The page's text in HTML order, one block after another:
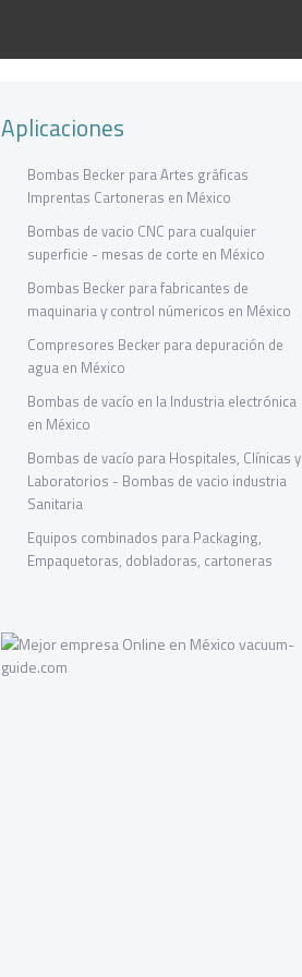
Aplicaciones
Bombas Becker para Artes gráficas
Imprentas Cartoneras en México
Bombas de vacio CNC para cualquier
superficie - mesas de corte en México
Bombas Becker para fabricantes de
maquinaria y control númericos en México
Compresores Becker para depuración de
agua en México
Bombas de vacío en la Industria electrónica
en México
Bombas de vacío para Hospitales, Clínicas y
Laboratorios - Bombas de vacio industria
Sanitaria
Equipos combinados para Packaging,
Empaquetoras, dobladoras, cartoneras